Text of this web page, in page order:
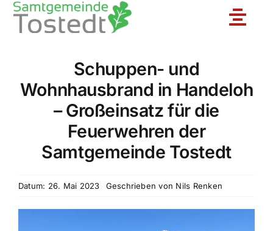
Zum
Toggle
Unsere Feuerwehr
Ortsfeuerwehren
Jugendfeuerwehr
Schuppen- und
Wohnhausbrand in Handeloh
– Großeinsatz für die
Feuerwehren der
Samtgemeinde Tostedt
Datum: 26. Mai 2023 Geschrieben von Nils Renken